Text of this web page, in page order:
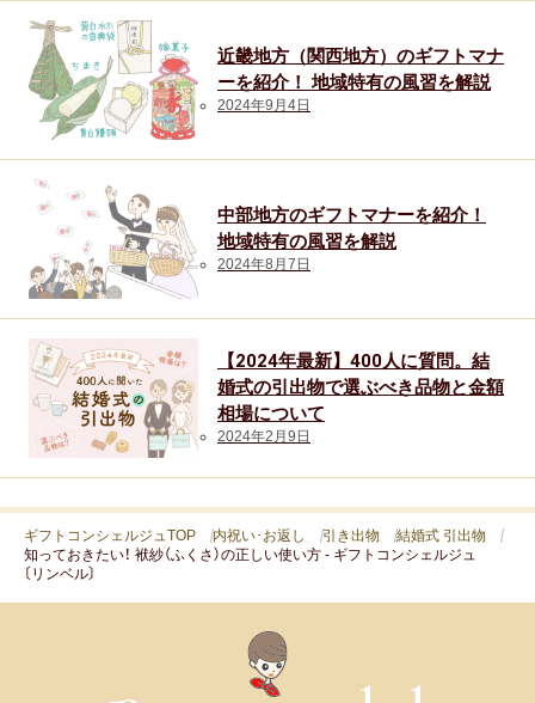
近畿地方（関西地方）のギフトマナ
ーを紹介！ 地域特有の風習を解説
2024年9月4日
中部地方のギフトマナーを紹介！
地域特有の風習を解説
2024年8月7日
【2024年最新】400人に質問。結
婚式の引出物で選ぶべき品物と金額
相場について
2024年2月9日
ギフトコンシェルジュTOP 内祝い･お返し 引き出物
結婚式 引出物
知っておきたい！ 袱紗（ふくさ）の正しい使い方 - ギフトコンシェルジュ
〔リンベル〕